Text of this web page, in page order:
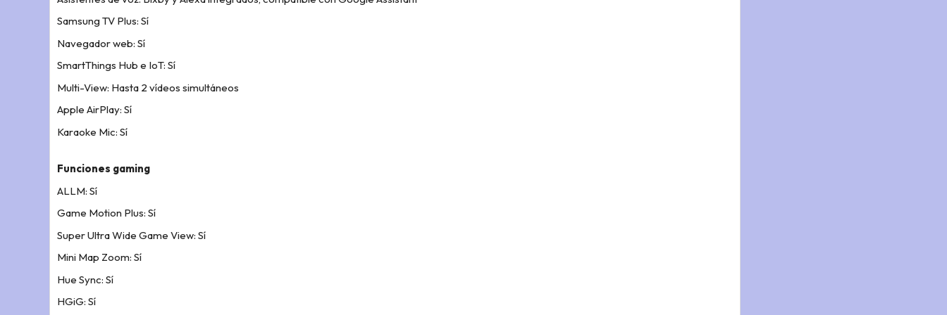
Samsung TV Plus: Sí
Navegador web: Sí
SmartThings Hub e IoT: Sí
Multi-View: Hasta 2 vídeos simultáneos
Apple AirPlay: Sí
Karaoke Mic: Sí
Funciones gaming
ALLM: Sí
Game Motion Plus: Sí
Super Ultra Wide Game View: Sí
Mini Map Zoom: Sí
Hue Sync: Sí
HGiG: Sí